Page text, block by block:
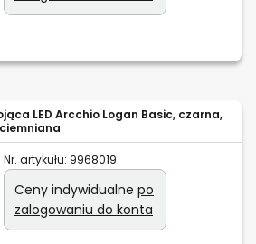
LED Arcchio Logan Basic, czarna,
Nr. artykułu: 9968019
Ceny indywidualne po
zalogowaniu do konta